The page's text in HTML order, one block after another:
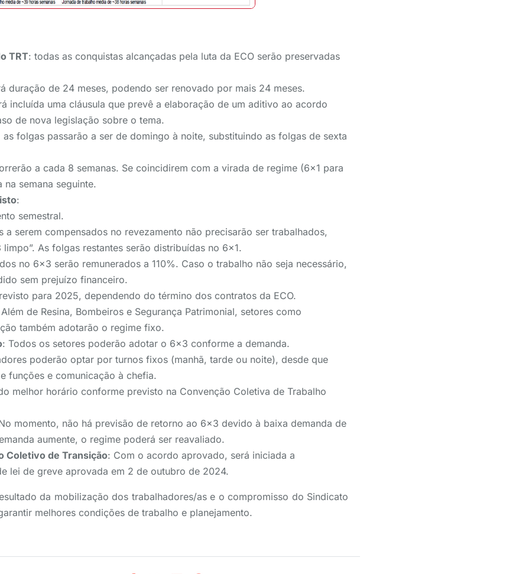
TRT: todas as conquistas alcançadas pela luta da ECO serão preservadas
duração de 24 meses, podendo ser renovado por mais 24 meses.
incluída uma cláusula que prevê a elaboração de um aditivo ao acordo
de nova legislação sobre o tema.
as folgas passarão a ser de domingo à noite, substituindo as folgas de sexta
a cada 8 semanas. Se coincidirem com a virada de regime (6×1 para
semana seguinte.
:
semestral.
a serem compensados no revezamento não precisarão ser trabalhados,
As folgas restantes serão distribuídas no 6×1.
no 6×3 serão remunerados a 110%. Caso o trabalho não seja necessário,
sem prejuízo financeiro.
para 2025, dependendo do término dos contratos da ECO.
de Resina, Bombeiros e Segurança Patrimonial, setores como
também adotarão o regime fixo.
: Todos os setores poderão adotar o 6×3 conforme a demanda.
poderão optar por turnos fixos (manhã, tarde ou noite), desde que
funções e comunicação à chefia.
melhor horário conforme previsto na Convenção Coletiva de Trabalho
momento, não há previsão de retorno ao 6×3 devido à baixa demanda de
aumente, o regime poderá ser reavaliado.
Coletivo de Transição: Com o acordo aprovado, será iniciada a
lei de greve aprovada em 2 de outubro de 2024.
da mobilização dos trabalhadores/as e o compromisso do Sindicato
melhores condições de trabalho e planejamento.